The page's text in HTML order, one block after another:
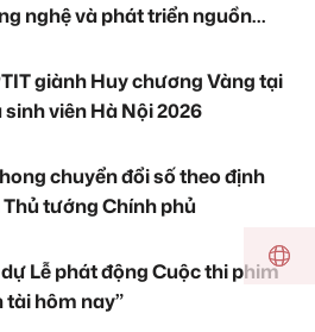
nghệ và phát triển nguồn
trước thềm Diễn đàn Đổi mới
Nam – Ấn Độ
giành Huy chương Vàng tại
sinh viên Hà Nội 2026
chuyển đổi số theo định
tướng Chính phủ
Lễ phát động Cuộc thi phim
tài hôm nay”